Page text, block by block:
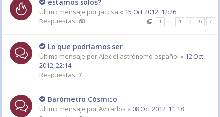
estamos solos?
Último mensaje por jacpsa « 15 Oct 2012, 12:26
Respuestas: 60 1 … 4 5 6 7
Lo que podríamos ser
Último mensaje porAlex el astrónomo español « 12 Oct
2012, 22:14
Respuestas: 7
Barómetro Cósmico
Último mensaje porAvicarlos « 08 Oct 2012, 11:18